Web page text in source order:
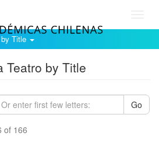
Title
Teatro by Title
Go
of 166